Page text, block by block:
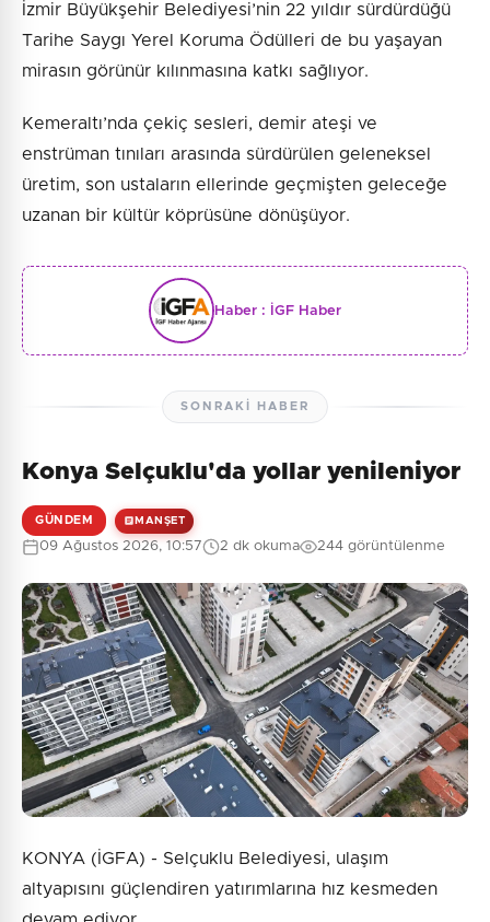
İzmir Büyükşehir Belediyesi’nin 22 yıldır sürdürdüğü
Tarihe Saygı Yerel Koruma Ödülleri de bu yaşayan
mirasın görünür kılınmasına katkı sağlıyor.
Kemeraltı’nda çekiç sesleri, demir ateşi ve
enstrüman tınıları arasında sürdürülen geleneksel
üretim, son ustaların ellerinde geçmişten geleceğe
uzanan bir kültür köprüsüne dönüşüyor.
Haber : İGF Haber
SONRAKI HABER
Konya Selçuklu'da yollar yenileniyor
GÜNDEM MANŞET
09 Ağustos 2026, 10:57 2 dk okuma 244 görüntülenme
KONYA (İGFA) - Selçuklu Belediyesi, ulaşım
altyapısını güçlendiren yatırımlarına hız kesmeden